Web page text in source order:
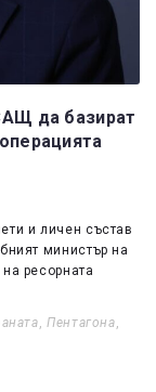
да базират
и личен състав
министър на
ресорната
,Пентагона,